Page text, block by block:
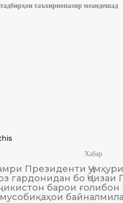
таъхирнопазир меандешад
Хабар
Президенти
гардонидан бо Ҷоизаи
барои ғолибон
мусобиқаҳои